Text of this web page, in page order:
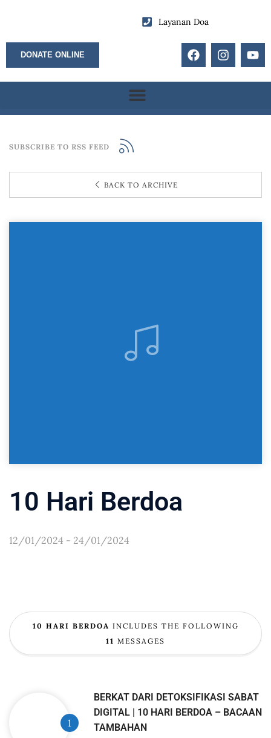
Layanan Doa
DONATE ONLINE
SUBSCRIBE TO RSS FEED
BACK TO ARCHIVE
10 Hari Berdoa
12/01/2024 - 24/01/2024
10 HARI BERDOA INCLUDES THE FOLLOWING
11 MESSAGES
BERKAT DARI DETOKSIFIKASI SABAT
DIGITAL | 10 HARI BERDOA – BACAAN
TAMBAHAN